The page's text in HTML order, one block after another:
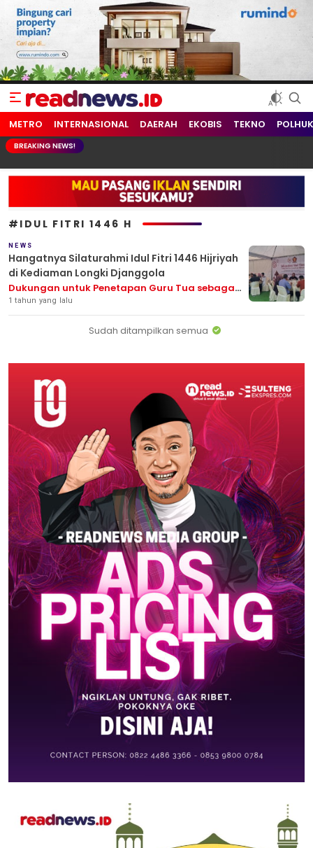
readnews.id
Berita Terkini, Update Terbaru Hari ini dari Indonesia dan Dunia
METRO INTERNASIONAL DAERAH EKOBIS TEKNO
BREAKING NEWS!
#IDUL FITRI 1446 H
NEWS
Hangatnya Silaturahmi Idul Fitri 1446 Hijriyah
di Kediaman Longki Djanggola
Dukungan untuk Penetapan Guru Tua sebagai
Pahlawan Nasional
1 tahun yang lalu
Sudah ditampilkan semua